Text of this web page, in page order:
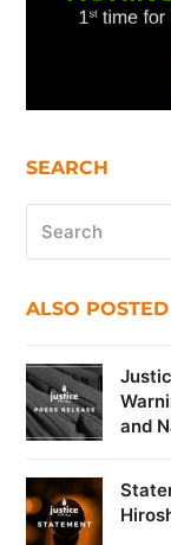
SEARCH
ALSO
and